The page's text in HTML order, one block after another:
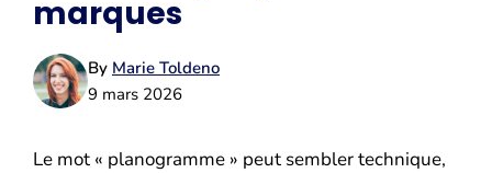
marques
By Marie Toldeno
9 mars 2026
Le mot « planogramme » peut sembler technique,